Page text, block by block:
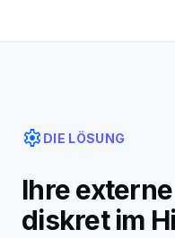
settingsDIE LÖSUNG
Ihre
diskret im